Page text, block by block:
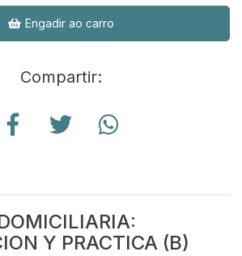
Engadir ao carro
Compartir:
Y PRACTICA (B)